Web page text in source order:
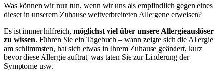
Was können wir nun tun, wenn wir uns als empfindlich gegen eines
dieser in unserem Zuhause weitverbreiteten Allergene erweisen?
Es ist immer hilfreich, möglichst viel über unsere Allergieauslöser
zu wissen. Führen Sie ein Tagebuch – wann zeigte sich die Allergie
am schlimmsten, hat sich etwas in Ihrem Zuhause geändert, kurz
bevor diese Allergie auftrat, was taten Sie zur Linderung der
Symptome usw.